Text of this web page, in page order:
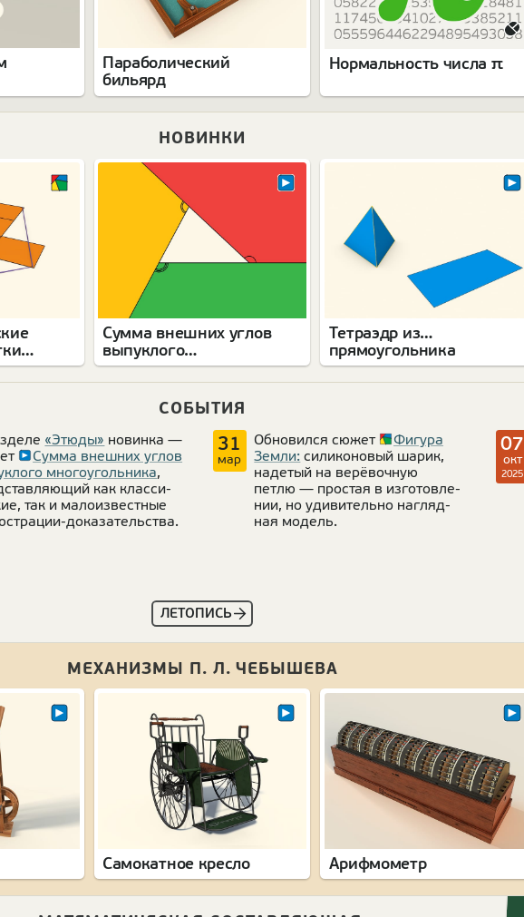
Параболический
бильярд
Нормальность числа π
НОВИНКИ
Сумма внешних углов
выпуклого
многоугольника
Тетраэдр из…
прямоугольника
СОБЫТИЯ
«Этюды» новинка —
Сумма внеш­них углов
много­уголь­ника,
как клас­си­
так и мало­из­вест­ные
дока­за­тельства.
31
мар
Обно­вился сюжет
Фигура
Земли: сили­ко­но­вый шарик,
наде­тый на верё­воч­ную
петлю — про­стая в изго­тов­ле­
нии, но уди­ви­тельно нагляд­
ная модель.
07
окт
2025
ЛЕТОПИСЬ
МЕХАНИЗМЫ П. Л. ЧЕБЫШЕВА
Самокатное кресло Арифмометр